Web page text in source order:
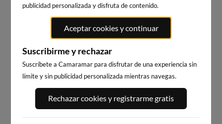
WEBCAM PLAYA FURNAS
Unmute
Type PRÓXIMO ANUNCIO EN:13 s
WEBCAMS CERCANAS
publicidad personalizada y disfruta de contenido.
Aceptar cookies y continuar
Suscribirme y rechazar
Suscríbete a Camaramar para disfrutar de una experiencia sin
límite y sin publicidad personalizada mientras navegas.
Rechazar cookies y registrarme gratis